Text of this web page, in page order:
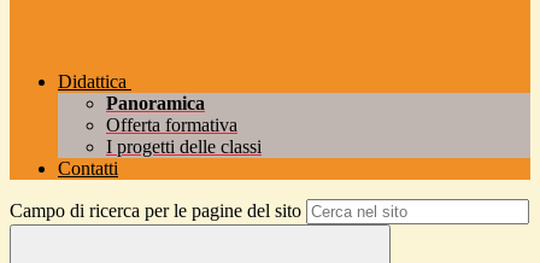
Didattica
Panoramica
Offerta formativa
I progetti delle classi
Contatti
Campo di ricerca per le pagine del sito